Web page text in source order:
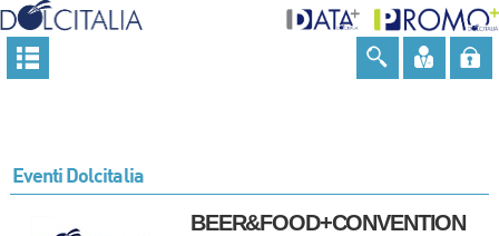
Eventi Dolcitalia
BEER&FOOD+CONVENTION